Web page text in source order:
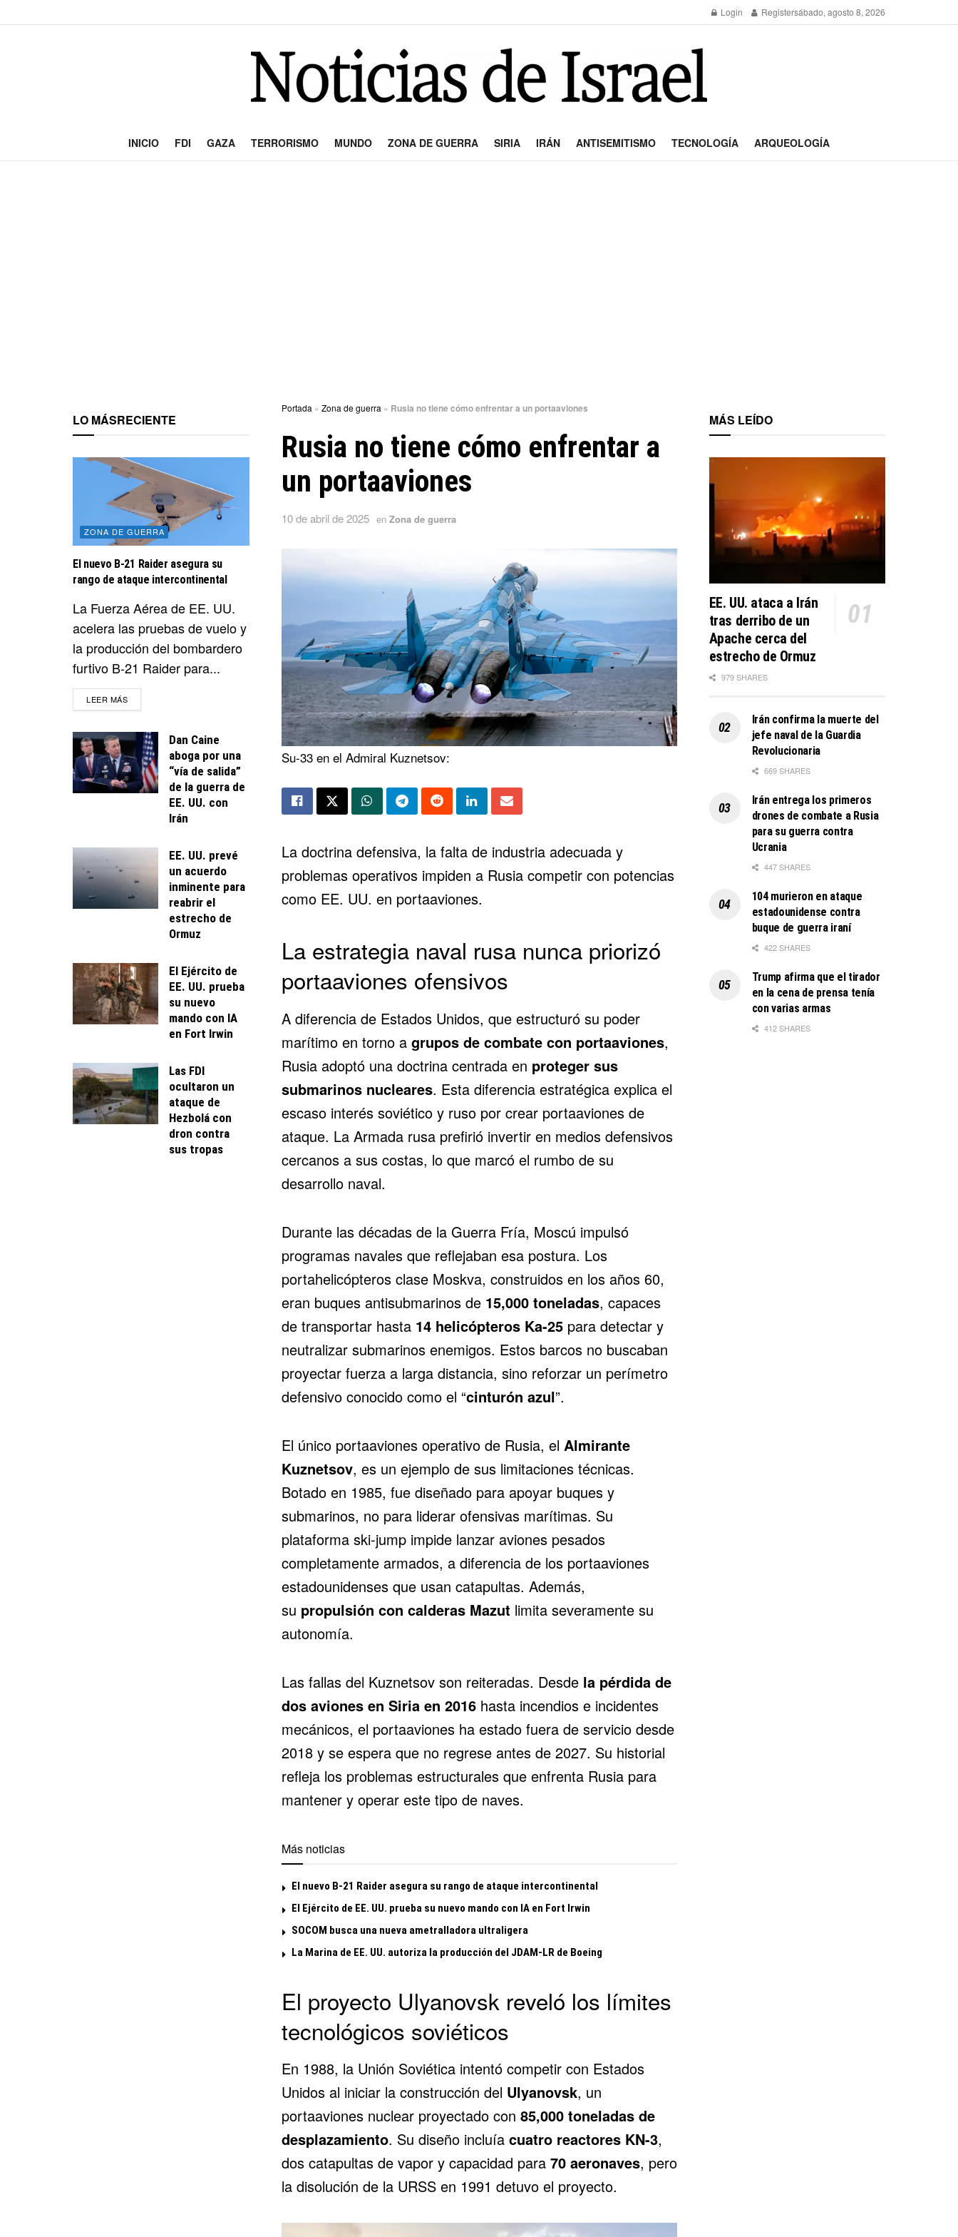
Login Registersábado, agosto 8, 2026
INICIO FDI GAZA TERRORISMO MUNDO ZONA DE GUERRA SIRIA IRÁN ANTISEMITISMO TECNOLOGÍA ARQUEOLOGÍA
Portada » Zona de guerra » Rusia no tiene cómo enfrentar a un portaaviones
Rusia no tiene cómo enfrentar a
un portaaviones
10 de abril de 2025 en Zona de guerra
Su-33 en el Admiral Kuznetsov:
La doctrina defensiva, la falta de industria adecuada y
problemas operativos impiden a Rusiacompetir con potencias
como EE. UU. en portaaviones.
La estrategia naval rusa nunca priorizó
portaaviones ofensivos
A diferencia de Estados Unidos, que estructuró su poder
marítimo en torno a grupos de combate con portaaviones,
Rusia adoptó una doctrina centrada en proteger sus
submarinos nucleares. Esta diferencia estratégica explica el
escaso interés soviético y ruso por crear portaaviones de
ataque. La Armada rusa prefirió invertir en medios defensivos
cercanos a sus costas, lo que marcó el rumbo de su
desarrollo naval.
Durante las décadas de la Guerra Fría, Moscú impulsó
programas navales que reflejaban esa postura. Los
portahelicópteros clase Moskva, construidos en los años 60,
eran buques antisubmarinos de 15,000 toneladas, capaces
de transportar hasta 14 helicópteros Ka-25para detectar y
neutralizar submarinos enemigos. Estos barcos no buscaban
proyectar fuerza a larga distancia, sino reforzar un perímetro
defensivo conocido como el “cinturón azul”.
El único portaaviones operativo de Rusia, el Almirante
Kuznetsov, es un ejemplo de sus limitaciones técnicas.
Botado en 1985, fue diseñado para apoyar buques y
submarinos, no para liderar ofensivas marítimas. Su
plataforma ski-jump impide lanzar aviones pesados
completamente armados, a diferencia de los portaaviones
estadounidenses que usan catapultas. Además,
su propulsión con calderas Mazut limita severamente su
autonomía.
Las fallas del Kuznetsov son reiteradas. Desde la pérdida de
dos aviones en Siriaen 2016hasta incendios e incidentes
mecánicos, el portaaviones ha estado fuera de servicio desde
2018 y se espera que no regrese antes de 2027. Su historial
refleja los problemas estructurales que enfrenta Rusia para
mantener y operar este tipo de naves.
Más noticias
El nuevo B-21 Raider asegura su rango de ataque intercontinental
El Ejército de EE. UU. prueba su nuevo mando con IA en Fort Irwin
SOCOM busca una nueva ametralladora ultraligera
La Marina de EE. UU. autoriza la producción del JDAM-LR de Boeing
El proyecto Ulyanovsk reveló los límites
tecnológicos soviéticos
En 1988, la Unión Soviética intentó competir con Estados
Unidosal iniciar la construcción del Ulyanovsk, un
portaaviones nuclear proyectado con 85,000 toneladas de
desplazamiento. Su diseño incluía cuatro reactores KN-3,
dos catapultas de vapor y capacidad para 70 aeronaves, pero
la disolución de la URSS en 1991 detuvo el proyecto.
LO MÁSRECIENTE
ZONA DE GUERRA
El nuevo B-21 Raider asegura su
rango de ataque intercontinental
La Fuerza Aérea de EE. UU.
acelera las pruebas de vuelo y
la producción del bombardero
furtivo B-21 Raider para...
LEER MÁSDETAILS
Dan Caine
aboga por una
“vía de salida”
de la guerra de
EE. UU. con
Irán
EE. UU. prevé
un acuerdo
inminente para
reabrir el
estrecho de
Ormuz
El Ejército de
EE. UU. prueba
su nuevo
mando con IA
en Fort Irwin
Las FDI
ocultaron un
ataque de
Hezbolá con
dron contra
sus tropas
MÁS LEÍDO
EE. UU. ataca a Irán
tras derribo de un
Apache cerca del
estrecho de Ormuz
979 SHARES
Irán confirma la muerte del
jefe naval de la Guardia
Revolucionaria
669 SHARES
Irán entrega los primeros
drones de combate a Rusia
para su guerra contra
Ucrania
447 SHARES
104 murieron en ataque
estadounidense contra
buque de guerra iraní
422 SHARES
Trump afirma que el tirador
en la cena de prensa tenía
con varias armas
412 SHARES